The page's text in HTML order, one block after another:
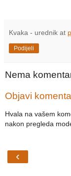
Kvaka - urednik at
Podijeli
Nema
Objavi
Hvala na vašem
nakon pregleda
‹